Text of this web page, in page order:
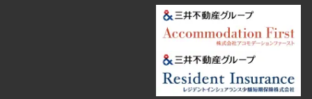
市ヶ谷・神楽坂・飯田橋
三田・芝・浜松町
月島・勝どき・豊洲
本郷・春日・小石川
目白・高田馬場・早稲田
祐天寺・学芸大学・自由が丘
池袋・板橋・王子
江東区 台東区 墨田区
中野区
練馬区 荒川区
足立区